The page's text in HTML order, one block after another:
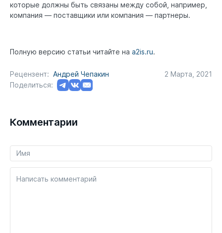
которые должны быть связаны между собой, например,
компания — поставщики или компания — партнеры.
Полную версию статьи читайте на a2is.ru.
Рецензент: Андрей Чепакин
2 Марта, 2021
Поделиться:
Комментарии
Написать комментарий